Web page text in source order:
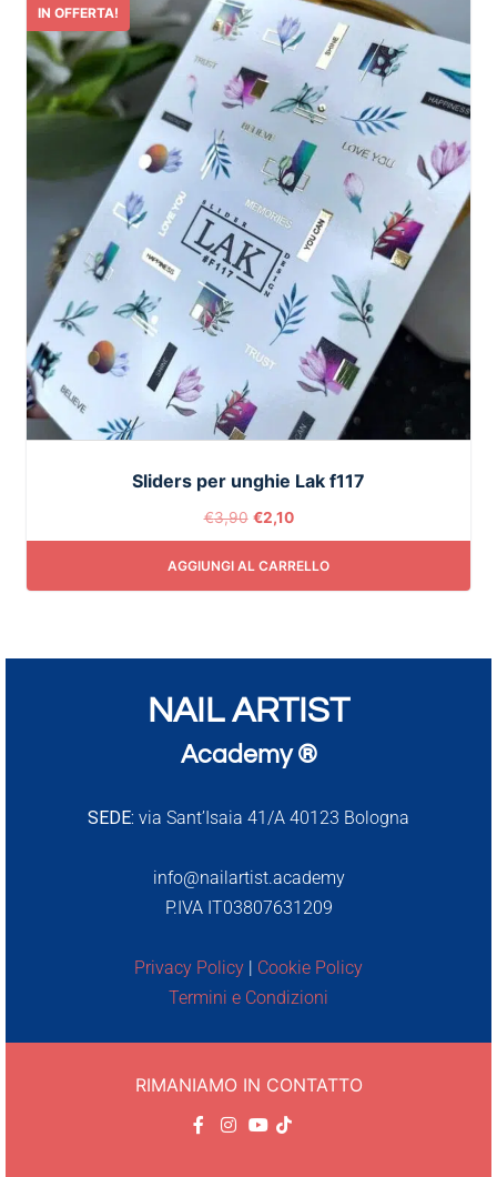
IN OFFERTA!
Sliders per unghie Lak f117
€3,90 €2,10
AGGIUNGI AL CARRELLO
NAIL ARTIST
Academy ®
SEDE: via Sant’Isaia 41/A 40123 Bologna
info@nailartist.academy
P.IVA IT03807631209
Privacy Policy | Cookie Policy
Termini e Condizioni
RIMANIAMO IN CONTATTO